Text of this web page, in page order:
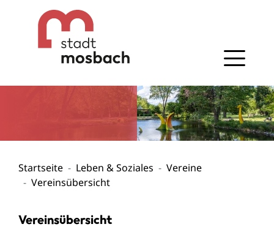
Gehe zum Navigationsbereich
Gehe zum Inhalt
Startseite Leben & Soziales
Vereine
Vereinsübersicht
Vereinsübersicht